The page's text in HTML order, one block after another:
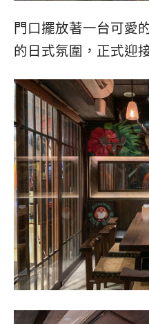
門口擺放著一台可愛
的日式氛圍，正式迎